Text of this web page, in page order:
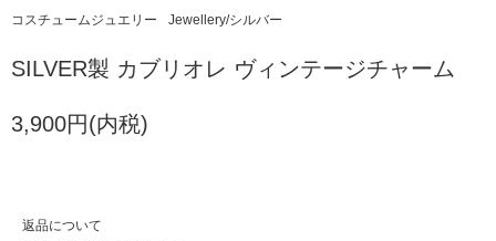
コスチュームジュエリー Jewellery/シルバー
SILVER製 カブリオレ ヴィンテージチャーム
3,900円(内税)
返品について